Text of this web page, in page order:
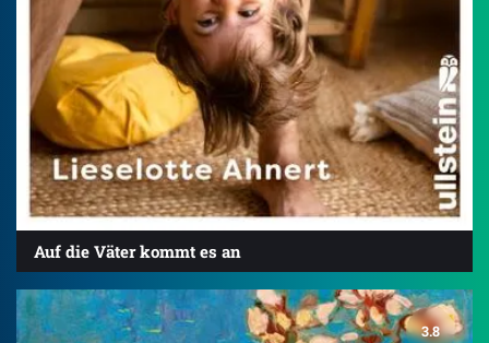
Auf die Väter kommt es an
3.8